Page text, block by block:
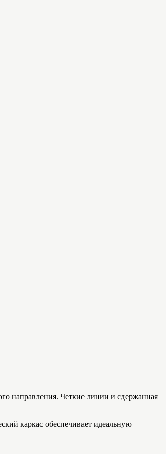
направления. Четкие линии и сдержанная
каркас обеспечивает идеальную